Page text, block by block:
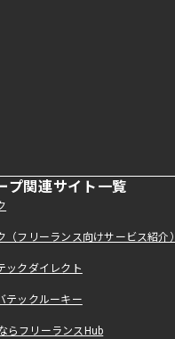
プ関連サイト一覧
（フリーランス向けサービス紹介）
ックダイレクト
テックルーキー
らフリーランスHub